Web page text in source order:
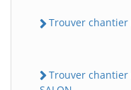
Trouver chantier
Trouver chantier